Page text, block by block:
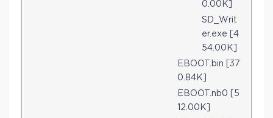
0.00K]
SD_Writ
er.exe [4
54.00K]
EBOOT.bin [37
0.84K]
EBOOT.nb0 [5
12.00K]